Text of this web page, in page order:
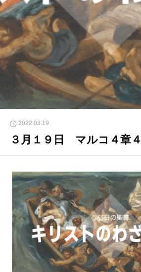
2022.03.19
３月１９日 マルコ４章